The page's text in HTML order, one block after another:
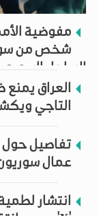
شخص من
الساحل السوري
العراق
التاجي
تفاصيل حول
عمال
انتشار